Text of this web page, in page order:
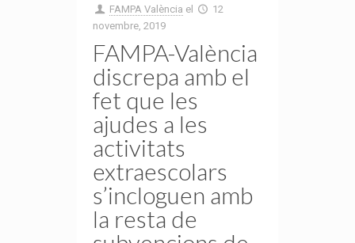
FAMPA València el
12
novembre, 2019
FAMPA-València
discrepa amb el
fet que les
ajudes a les
activitats
extraescolars
s’incloguen amb
la resta de